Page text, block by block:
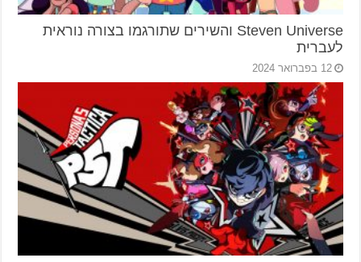
Steven Universe והשירים שתורגמו בצורה נוראית
לעברית
12 בפברואר 2024